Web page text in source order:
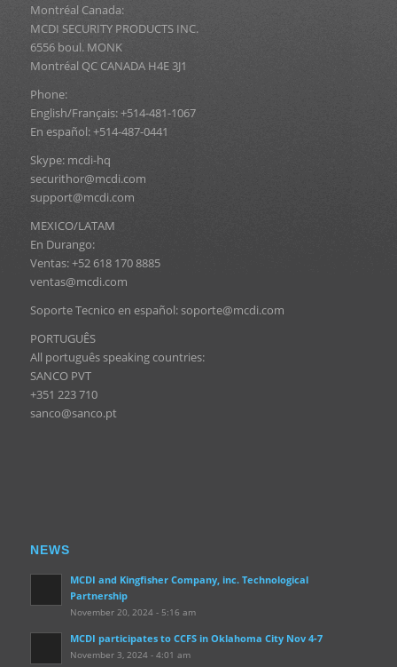
Montréal Canada:
MCDI SECURITY PRODUCTS INC.
6556 boul. MONK
Montréal QC CANADA H4E 3J1
Phone:
English/Français: +514-481-1067
En español: +514-487-0441
Skype: mcdi-hq
securithor@mcdi.com
support@mcdi.com
MEXICO/LATAM
En Durango:
Ventas: +52 618 170 8885
ventas@mcdi.com
Soporte Tecnico en español: soporte@mcdi.com
PORTUGUÊS
All português speaking countries:
SANCO PVT
+351 223 710
sanco@sanco.pt
NEWS
MCDI and Kingfisher Company, inc. Technological
Partnership
November 20, 2024 - 5:16 am
MCDI participates to CCFS in Oklahoma City Nov 4-7
November 3, 2024 - 4:01 am